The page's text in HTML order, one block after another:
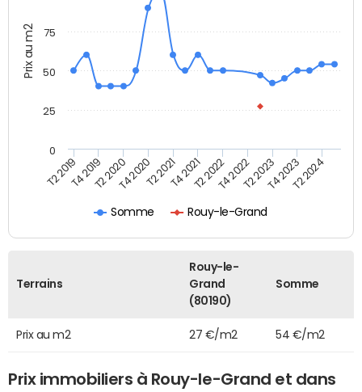
Prix au m2
Somme Rouy-le-Grand
T2 2019T4 2019T2 2020T4 2020T2 2021T4 2021T2 2022T4 2022T2 2023T4 2023T2 2024
0
25
50
75
Terrains
Rouy-le-
Grand
(80190)
Somme
Prix au m2 27 €/m2 54 €/m2
Prix immobiliers à Rouy-le-Grand et dans